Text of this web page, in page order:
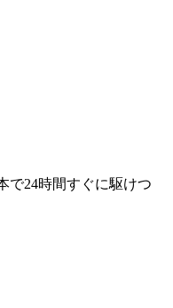
で24時間すぐに駆けつ